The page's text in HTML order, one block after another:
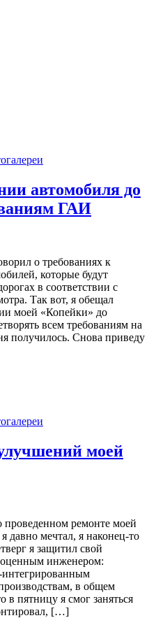
автомобиля до
ГАИ
о требованиях к
которые будут
в соответствии с
Так вот, я обещал
моей «Копейки» до
всем требованиям на
получилось. Снова приведу
моей
проведенном ремонте моей
давно мечтал, я наконец-то
я защитил свой
инженером:
в общем
в пятницу я смог заняться
[…]